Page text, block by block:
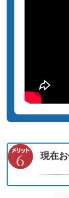
現在